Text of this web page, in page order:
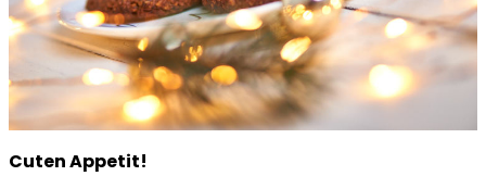
Cuten Appetit!